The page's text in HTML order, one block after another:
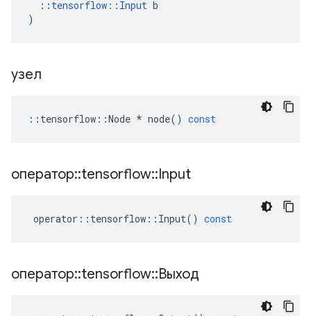
:: tensorflow :: Input b
)
узел
:: tensorflow ::Node * node() const
оператор::tensorflow::Input
operator :: tensorflow :: Input() const
оператор::tensorflow::Выход